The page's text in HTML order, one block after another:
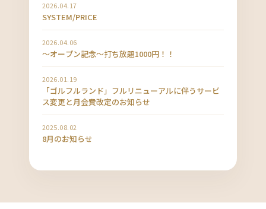
2026.04.17
SYSTEM/PRICE
2026.04.06
〜オープン記念〜打ち放題1000円！！
2026.01.19
「ゴルフルランド」フルリニューアルに伴うサービ
ス変更と月会費改定のお知らせ
2025.08.02
8月のお知らせ